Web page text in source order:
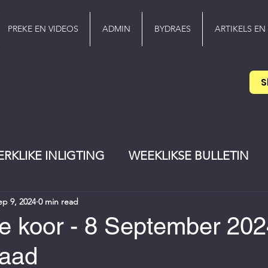
PREKE EN VIDEOS ADMIN BYDRAES ARTIKELS EN
INLIGTING WEEKLIKSE BULLETIN
EREDIENS
koor - 8 September
9, 2024 0 min read